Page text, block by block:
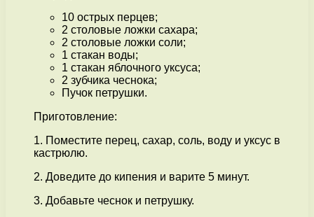
10 острых перцев;
2 столовые ложки сахара;
2 столовые ложки соли;
1 стакан воды;
1 стакан яблочного уксуса;
2 зубчика чеснока;
Пучок петрушки.
Приготовление:
1. Поместите перец, сахар, соль, воду и уксус в
кастрюлю.
2. Доведите до кипения и варите 5 минут.
3. Добавьте чеснок и петрушку.